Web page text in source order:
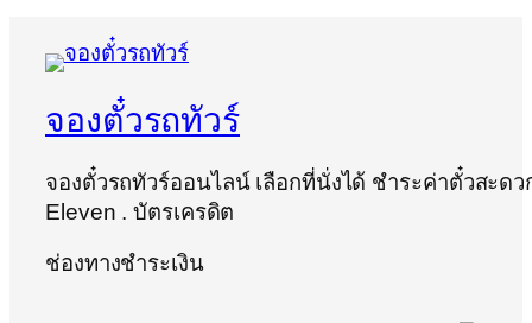
จองตั๋วรถทัวร์
จองตั๋วรถทัวร์ออนไลน์ เลือกที่นั่งได้ ชำระค่าตั๋วสะด
Eleven . บัตรเครดิต
ช่องทางชำระเงิน